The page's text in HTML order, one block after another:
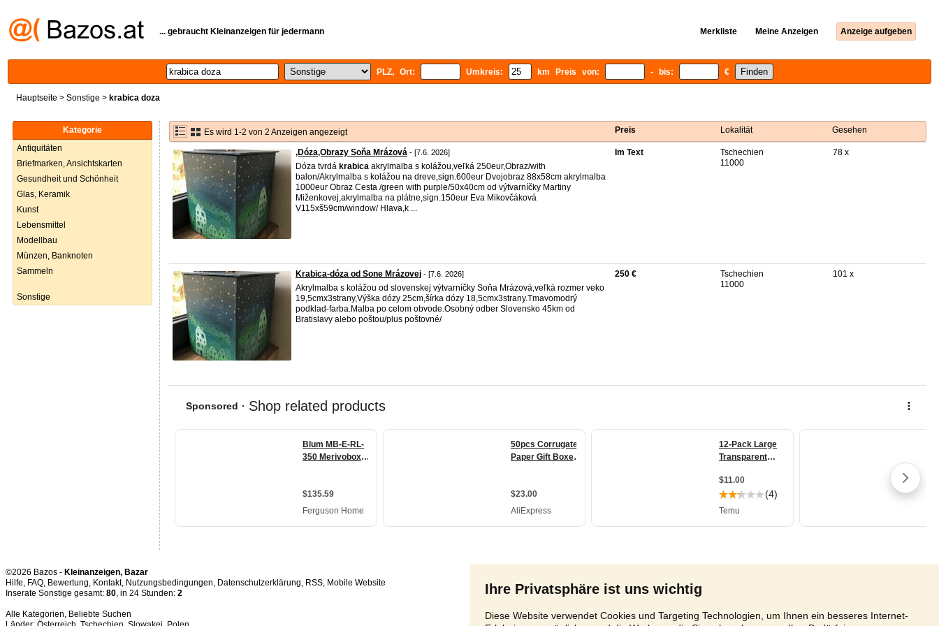
Ihre Privatsphäre ist uns wichtig
Diese Website verwendet Cookies und Targeting Technologien, um Ihnen ein besseres Internet-
... gebraucht Kleinanzeigen für jedermann Merkliste Meine Anzeigen Anzeige aufgeben
PLZ, Ort: Umkreis: km Preis von: - bis: €
Hauptseite > Sonstige > krabica doza
Kategorie
Antiquitäten
Briefmarken, Ansichtskarten
Gesundheit und Schönheit
Glas, Keramik
Kunst
Lebensmittel
Modellbau
Münzen, Banknoten
Sammeln
Sonstige
Es wird 1-2 von 2 Anzeigen angezeigt Preis Lokalität Gesehen
,Dóza,Obrazy Soňa Mrázová - [7.6. 2026]
Dóza tvrdá krabica akrylmalba s kolážou,veľká 250eur,Obraz/with
balon/Akrylmalba s kolážou na dreve,sign.600eur Dvojobraz 88x58cm akrylmalba
1000eur Obraz Cesta /green with purple/50x40cm od výtvarníčky Martiny
Miženkovej,akrylmalba na plátne,sign.150eur Eva Mikovčáková
V115xš59cm/window/ Hlava,k ...
Im Text
Tschechien
11000
78 x
Krabica-dóza od Sone Mrázovej - [7.6. 2026]
Akrylmalba s kolážou od slovenskej výtvarníčky Soňa Mrázová,veľká rozmer veko
19,5cmx3strany,Výška dózy 25cm,šírka dózy 18,5cmx3strany.Tmavomodrý
podklad-farba.Malba po celom obvode.Osobný odber Slovensko 45km od
Bratislavy alebo poštou/plus poštovné/
250 €
Tschechien
11000
101 x
©2026 Bazos - Kleinanzeigen, Bazar
Hilfe, FAQ, Bewertung, Kontakt, Nutzungsbedingungen, Datenschutzerklärung, RSS,
Inserate Sonstige gesamt: 80, in 24 Stunden: 2
Alle Kategorien, Beliebte Suchen